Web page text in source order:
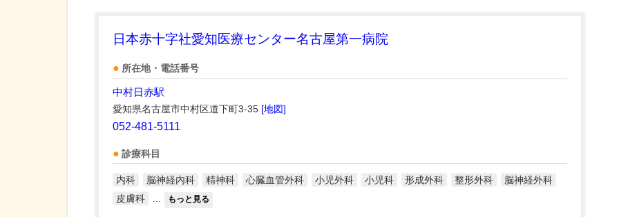
日本赤十字社愛知医療センター名古屋第一病院
所在地・電話番号
中村日赤駅
愛知県名古屋市中村区道下町3-35 [地図]
052-481-5111
診療科目
内科 脳神経内科 精神科 心臓血管外科 小児外科 小児科 形成外科 整形外科
脳神経外科
皮膚科
もっと見る